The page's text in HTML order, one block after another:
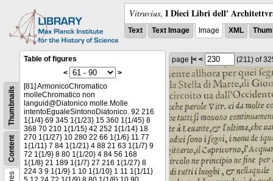
Vitruvius, I Dieci Libri dell'
Text Text Image Image XML
Content
Thumbnails
Table of figures
<
>
[81] ArmonicoChromatico
molleChromatico non
languid@Diatonico molle.Molle
intentoEgualeSintonoDiatonico. 92 216
1{1/4} 69 345 1{1/23} 15 360 1{1/45} 8
368 70 210 1{1/15} 42 252 1{1/14} 18
270 1{1/27} 10 280 22 66 1{1/6} 11 77
1{1/11} 7 84 1{1/21} 4 88 21 63 1{1/7} 9
72 1{1/9} 8 80 1{1/20} 4 84 56 168
1{1/8} 21 189 1{1/7} 27 216 1{1/27} 8
224 3 9 1{1/9} 1 10 1{1/10} 1 11 1{1/11}
page |< < (211) of